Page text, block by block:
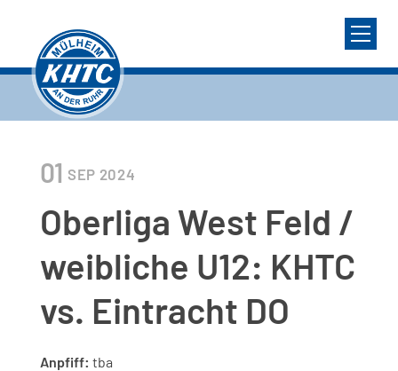
01 SEP 2024
Oberliga West Feld /
weibliche U12: KHTC
vs. Eintracht DO
Anpfiff: tba